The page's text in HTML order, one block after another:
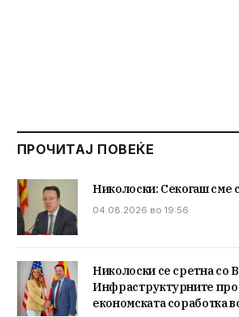
ПРОЧИТАЈ ПОВЕЌЕ
Николоски: Секогаш сме
04.08.2026 во 19:56
Николоски се сретна со
Инфраструктурните
економската соработка